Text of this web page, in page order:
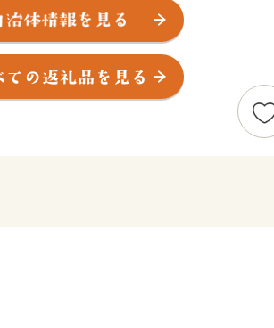
った庄内米は、全国的にも高い評価を得
、柿など果物の栽培も盛んです。
上方の文化が伝わり、活気あふれる商人
は今なお多くの歴史文化が残っています。